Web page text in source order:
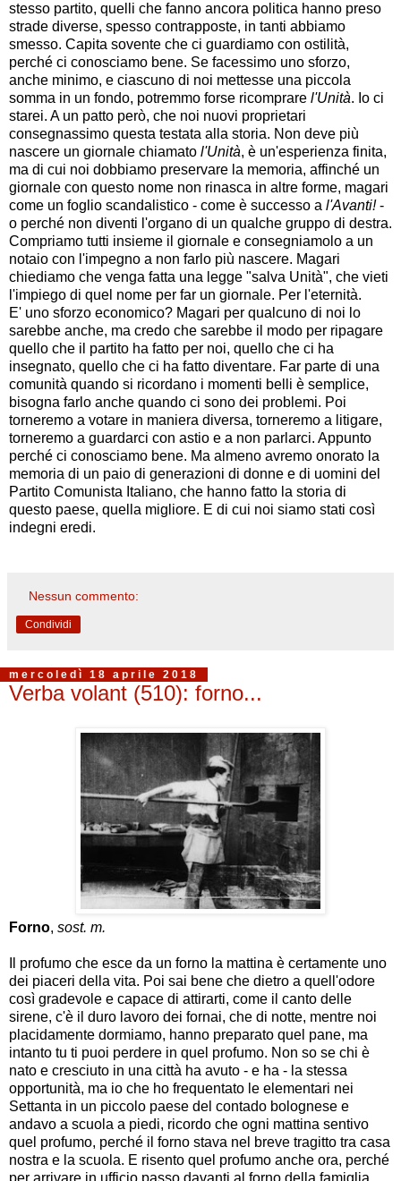
stesso partito, quelli che fanno ancora politica hanno preso
strade diverse, spesso contrapposte, in tanti abbiamo
smesso. Capita sovente che ci guardiamo con ostilità,
perché ci conosciamo bene. Se facessimo uno sforzo,
anche minimo, e ciascuno di noi mettesse una piccola
somma in un fondo, potremmo forse ricomprare l'Unità. Io ci
starei. A un patto però, che noi nuovi proprietari
consegnassimo questa testata alla storia. Non deve più
nascere un giornale chiamato l'Unità, è un'esperienza finita,
ma di cui noi dobbiamo preservare la memoria, affinché un
giornale con questo nome non rinasca in altre forme, magari
come un foglio scandalistico - come è successo a l'Avanti!-
o perché non diventi l'organo di un qualche gruppo di destra.
Compriamo tutti insieme il giornale e consegniamolo a un
notaio con l'impegno a non farlo più nascere. Magari
chiediamo che venga fatta una legge "salva Unità", che vieti
l'impiego di quel nome per far un giornale. Per l'eternità.
E' uno sforzo economico? Magari per qualcuno di noi lo
sarebbe anche, ma credo che sarebbe il modo per ripagare
quello che il partito ha fatto per noi, quello che ci ha
insegnato, quello che ci ha fatto diventare. Far parte di una
comunità quando si ricordano i momenti belli è semplice,
bisogna farlo anche quando ci sono dei problemi. Poi
torneremo a votare in maniera diversa, torneremo a litigare,
torneremo a guardarci con astio e a non parlarci. Appunto
perché ci conosciamo bene. Ma almeno avremo onorato la
memoria di un paio di generazioni di donne e di uomini del
Partito Comunista Italiano, che hanno fatto la storia di
questo paese, quella migliore. E di cui noi siamo stati così
indegni eredi.
Nessun commento:
Condividi
mercoledì 18 aprile 2018
Verba volant (510): forno...
Forno, sost. m.
Il profumo che esce da un forno la mattina è certamente uno
dei piaceri della vita. Poi sai bene che dietro a quell'odore
così gradevole e capace di attirarti, come il canto delle
sirene, c'è il duro lavoro dei fornai, che di notte, mentre noi
placidamente dormiamo, hanno preparato quel pane, ma
intanto tu ti puoi perdere in quel profumo. Non so se chi è
nato e cresciuto in una città ha avuto - e ha - la stessa
opportunità, ma io che ho frequentato le elementari nei
Settanta in un piccolo paese del contado bolognese e
andavo a scuola a piedi, ricordo che ogni mattina sentivo
quel profumo, perché il forno stava nel breve tragitto tra casa
nostra e la scuola. E risento quel profumo anche ora, perché
per arrivare in ufficio passo davanti al forno della famiglia